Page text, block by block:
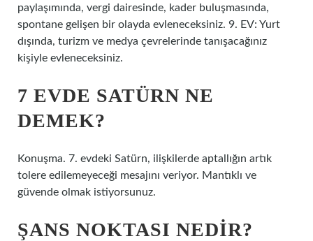
paylaşımında, vergi dairesinde, kader buluşmasında,
spontane gelişen bir olayda evleneceksiniz. 9. EV: Yurt
dışında, turizm ve medya çevrelerinde tanışacağınız
kişiyle evleneceksiniz.
7 EVDE SATÜRN NE
DEMEK?
Konuşma. 7. evdeki Satürn, ilişkilerde aptallığın artık
tolere edilemeyeceği mesajını veriyor. Mantıklı ve
güvende olmak istiyorsunuz.
ŞANS NOKTASI NEDIR?